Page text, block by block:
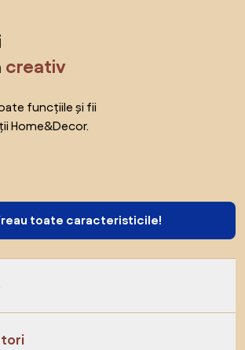
creativ
funcțiile și fii
Home&Decor.
toate caracteristicile!